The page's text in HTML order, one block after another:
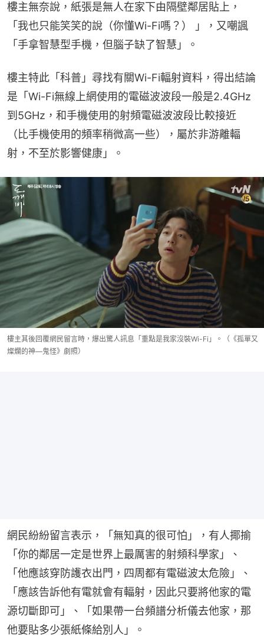
樓主無奈說，紙張是無人在家下由隔壁鄰居貼上，
「我也只能笑笑的說（你懂Wi-Fi嗎？） 」，又嘲諷
「手拿智慧型手機，但腦子缺了智慧」。
樓主特此「科普」尋找有關Wi-Fi輻射資料，得出結論
是「Wi-Fi無線上網使用的電磁波波段一般是2.4GHz
到5GHz，和手機使用的射頻電磁波波段比較接近
（比手機使用的頻率稍微高一些），屬於非游離輻
射，不至於影響健康」。
樓主其後回覆網民留言時，爆出驚人訊息「重點是我家沒裝Wi-Fi」。（《孤單又
燦爛的神—鬼怪》劇照）
網民紛紛留言表示，「無知真的很可怕」，有人揶揄
「你的鄰居一定是世界上最厲害的射頻科學家」、
「他應該穿防護衣出門，四周都有電磁波太危險」、
「應該告訴他有電就會有輻射，因此只要將他家的電
源切斷即可」、「如果帶一台頻譜分析儀去他家，那
他要貼多少張紙條給別人」。